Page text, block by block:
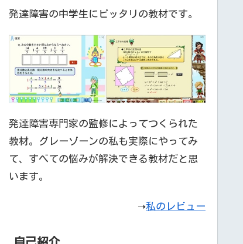
発達障害の中学生にピッタリの教材です。
発達障害専門家の監修によってつくられた
教材。グレーゾーンの私も実際にやってみ
て、すべての悩みが解決できる教材だと思
います。
➝私のレビュー